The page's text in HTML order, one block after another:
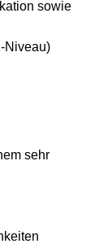
sowie
Niveau)
sehr